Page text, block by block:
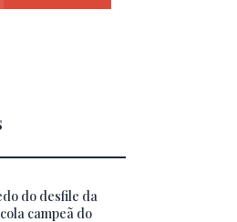
do desfile da
campeã do